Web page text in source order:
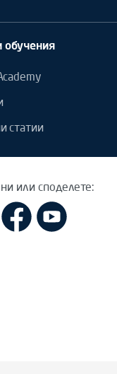
обучения
статии
или споделете: